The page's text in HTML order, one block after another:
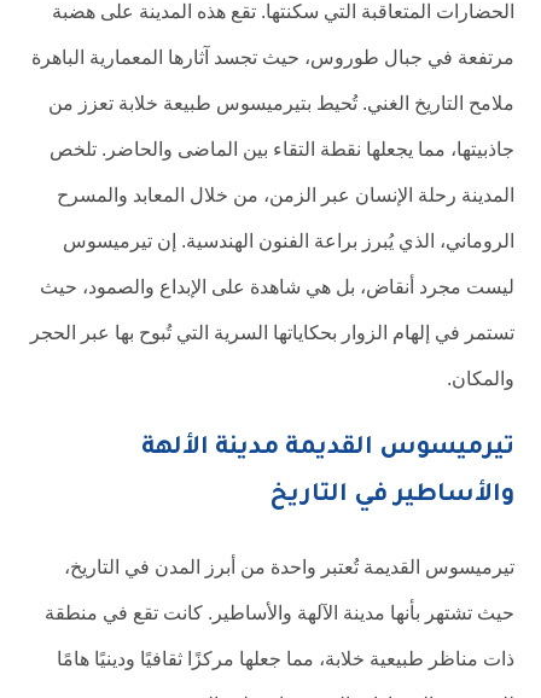
الحضارات المتعاقبة التي سكنتها. تقع هذه المدينة على هضبة
مرتفعة في جبال طوروس، حيث تجسد آثارها المعمارية الباهرة
ملامح التاريخ الغني. تُحيط بتيرميسوس طبيعة خلابة تعزز من
جاذبيتها، مما يجعلها نقطة التقاء بين الماضى والحاضر. تلخص
المدينة رحلة الإنسان عبر الزمن، من خلال المعابد والمسرح
الروماني، الذي يُبرز براعة الفنون الهندسية. إن تيرميسوس
ليست مجرد أنقاض، بل هي شاهدة على الإبداع والصمود، حيث
تستمر في إلهام الزوار بحكاياتها السرية التي تُبوح بها عبر الحجر
والمكان.
تيرميسوس القديمة مدينة الألهة
والأساطير في التاريخ
تيرميسوس القديمة تُعتبر واحدة من أبرز المدن في التاريخ،
حيث تشتهر بأنها مدينة الآلهة والأساطير. كانت تقع في منطقة
ذات مناظر طبيعية خلابة، مما جعلها مركزًا ثقافيًا ودينيًا هامًا